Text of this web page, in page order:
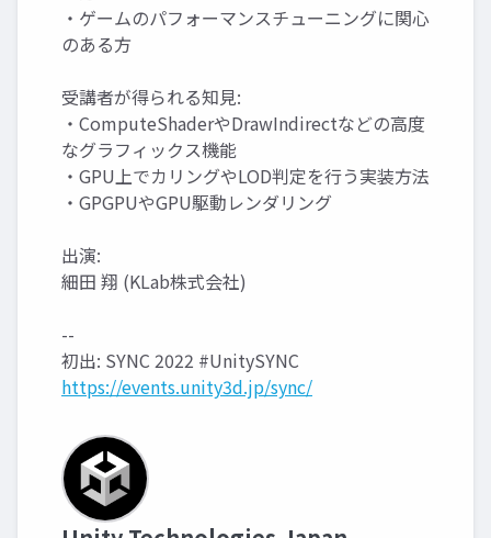
・ゲームのパフォーマンスチューニングに関心
のある方
受講者が得られる知見:
・ComputeShaderやDrawIndirectなどの高度
なグラフィックス機能
・GPU上でカリングやLOD判定を行う実装方法
・GPGPUやGPU駆動レンダリング
出演:
細田 翔 (KLab株式会社)
--
初出: SYNC 2022 #UnitySYNC
https://events.unity3d.jp/sync/